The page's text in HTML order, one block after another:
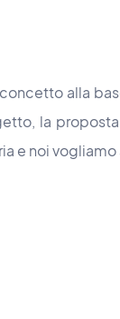
alla
la
e noi vogliamo